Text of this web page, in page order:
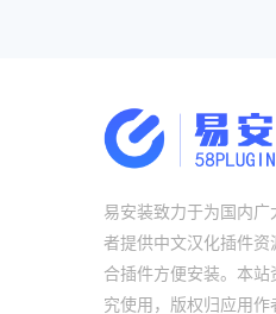
易安装致力于为国内
者提供中文汉化插件
合插件方便安装。本
究使用，版权归应用